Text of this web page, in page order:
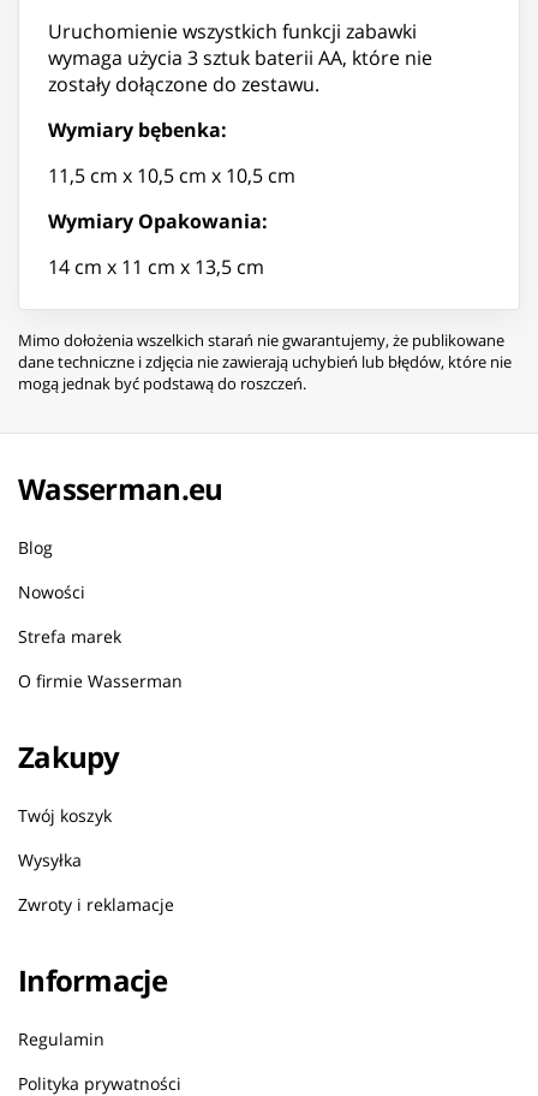
Uruchomienie wszystkich funkcji zabawki
wymaga użycia 3 sztuk baterii AA, które nie
zostały dołączone do zestawu.
Wymiary bębenka:
11,5 cm x 10,5 cm x 10,5 cm
Wymiary Opakowania:
14 cm x 11 cm x 13,5 cm
Mimo dołożenia wszelkich starań nie gwarantujemy, że publikowane
dane techniczne i zdjęcia nie zawierają uchybień lub błędów, które nie
mogą jednak być podstawą do roszczeń.
Wasserman.eu
Blog
Nowości
Strefa marek
O firmie Wasserman
Zakupy
Twój koszyk
Wysyłka
Zwroty i reklamacje
Informacje
Regulamin
Polityka prywatności